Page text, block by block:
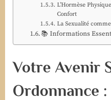
L’Hormèse
Confort
La Sexualité
📚 Informations
Votre Avenir
Ordonnance :